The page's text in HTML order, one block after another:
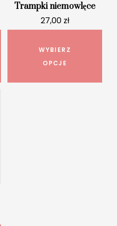
Trampki niemowlęce
27,00 zł
WYBIERZ
OPCJE